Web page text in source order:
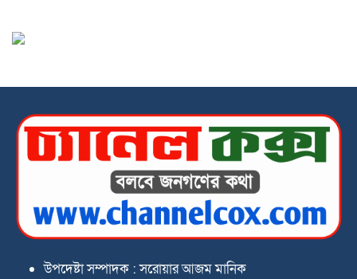
সততার অনন্য দৃষ্টান্ত: কুড়িয়ে পাওয়া অর্ধ লক্ষ
টাকার স্বর্ণের আংটি ফিরিয়ে দিল ষষ্ঠ শ্রেণির শিক্ষার্থী
‘খাস কালেকশন’ ঘিরে কোটি টাকার রাজস্ব
অনিয়মের অভিযোগ
নতুন সাংস্কৃতিক ও সংগীত প্রতিষ্ঠান: ‘কক্স
উপদেষ্টা সম্পাদক : সরোয়ার আজম মানিক